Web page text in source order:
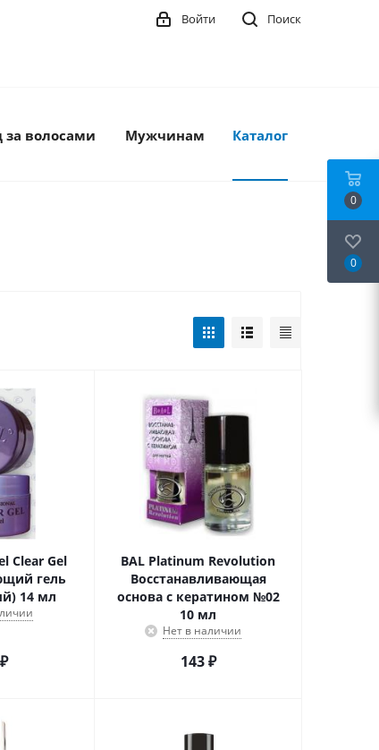
Поиск
Войти
за волосами Мужчинам Каталог
Clear Gel
гель
14 мл
₽
BAL Platinum Revolution
Восстанавливающая
основа с кератином №02
10 мл
Нет в наличии
143₽
0
0